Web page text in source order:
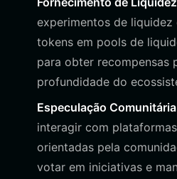
experimentos de liquidez
tokens em pools de
para obter recompensas
profundidade do
Especulação
interagir com
orientadas pela
votar em iniciativas e